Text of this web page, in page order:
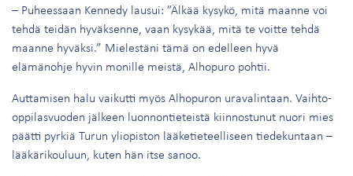
– Puheessaan Kennedy lausui: ”Älkää kysykö, mitä maanne voi
tehdä teidän hyväksenne, vaan kysykää, mitä te voitte tehdä
maanne hyväksi.” Mielestäni tämä on edelleen hyvä
elämänohje hyvin monille meistä, Alhopuro pohtii.
Auttamisen halu vaikutti myös Alhopuron uravalintaan. Vaihto-
oppilasvuoden jälkeen luonnontieteistä kiinnostunut nuori mies
päätti pyrkiä Turun yliopiston lääketieteelliseen tiedekuntaan –
lääkärikouluun, kuten hän itse sanoo.